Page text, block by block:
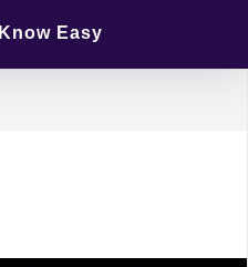
Know Easy